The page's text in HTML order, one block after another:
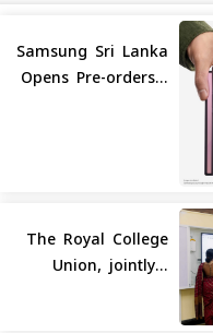
Samsung Sri Lanka
Opens Pre-orders...
The Royal College
Union, jointly...